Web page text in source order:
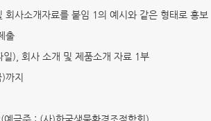
사소개자료를 붙임 1의 예시와 같은 형태로 홍보
출
), 회사 소개 및 제품소개 자료 1부
까지